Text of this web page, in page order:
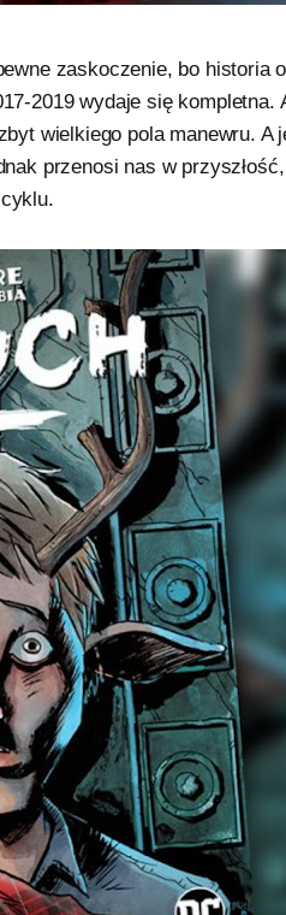
zaskoczenie, bo historia
2019 wydaje się kompletna.
wielkiego pola manewru. A
przenosi nas w